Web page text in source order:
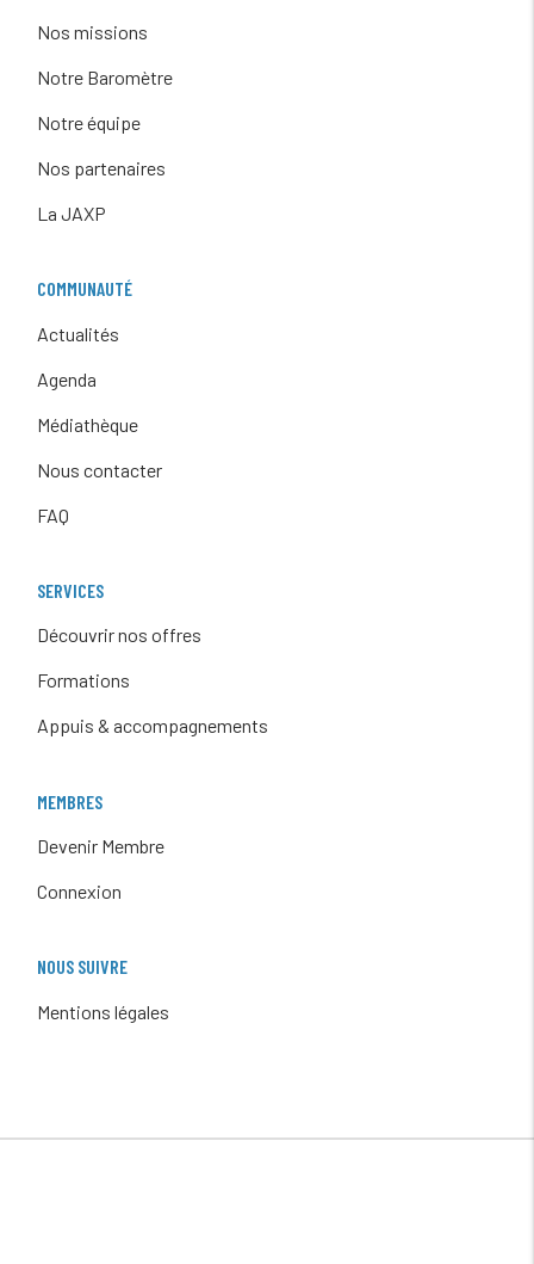
Nos missions
Notre Baromètre
Notre équipe
Nos partenaires
La JAXP
COMMUNAUTÉ
Actualités
Agenda
Médiathèque
Nous contacter
FAQ
SERVICES
Découvrir nos offres
Formations
Appuis & accompagnements
MEMBRES
Devenir Membre
Connexion
NOUS SUIVRE
Mentions légales